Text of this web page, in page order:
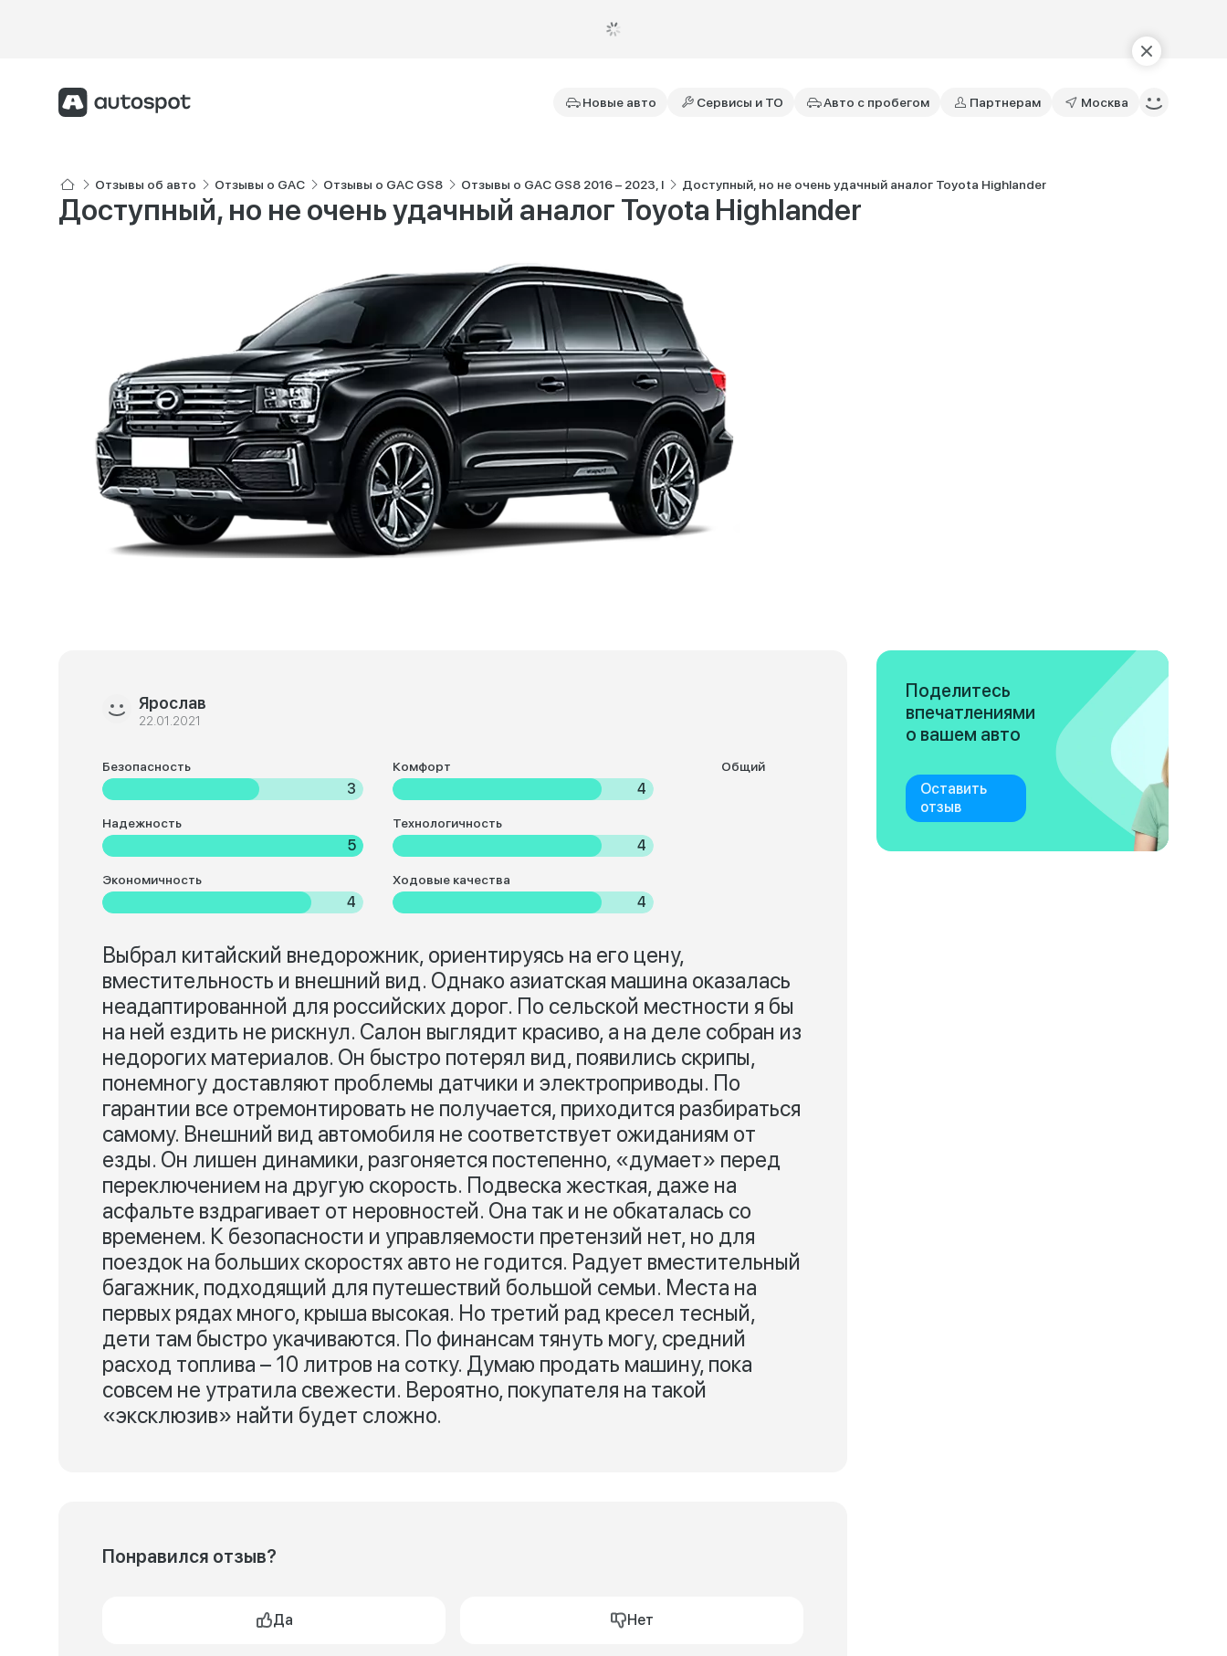
Новые авто Сервисы и ТО Авто с пробегом Партнерам Москва
Отзывы об авто Отзывы о GAC Отзывы о GAC GS8 Отзывы о GAC GS8 2016 – 2023, I Доступный, но не очень удачный аналог Toyota Highlander
Доступный, но не очень удачный аналог Toyota Highlander
Ярослав
22.01.2021
Безопасность
3
Комфорт
4
Надежность
5
Технологичность
4
Экономичность
4
Ходовые качества
4
Общий
Выбрал китайский внедорожник, ориентируясь на его цену,
вместительность и внешний вид. Однако азиатская машина оказалась
неадаптированной для российских дорог. По сельской местности я бы
на ней ездить не рискнул. Салон выглядит красиво, а на деле собран из
недорогих материалов. Он быстро потерял вид, появились скрипы,
понемногу доставляют проблемы датчики и электроприводы. По
гарантии все отремонтировать не получается, приходится разбираться
самому. Внешний вид автомобиля не соответствует ожиданиям от
езды. Он лишен динамики, разгоняется постепенно, «думает» перед
переключением на другую скорость. Подвеска жесткая, даже на
асфальте вздрагивает от неровностей. Она так и не обкаталась со
временем. К безопасности и управляемости претензий нет, но для
поездок на больших скоростях авто не годится. Радует вместительный
багажник, подходящий для путешествий большой семьи. Места на
первых рядах много, крыша высокая. Но третий рад кресел тесный,
дети там быстро укачиваются. По финансам тянуть могу, средний
расход топлива – 10 литров на сотку. Думаю продать машину, пока
совсем не утратила свежести. Вероятно, покупателя на такой
«эксклюзив» найти будет сложно.
Понравился отзыв?
Да Нет
Поделитесь
впечатлениями
о вашем авто
Оставить
отзыв